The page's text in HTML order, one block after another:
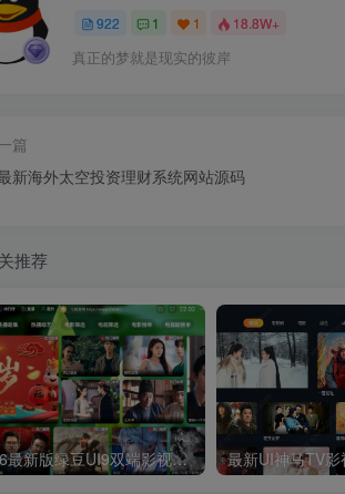
922 1 1 18.8W+
真正的梦就是现实的彼岸
篇
新海外太空投资理财系统网站源码
推荐
2026最新版绿豆UI9双端影视APP源码